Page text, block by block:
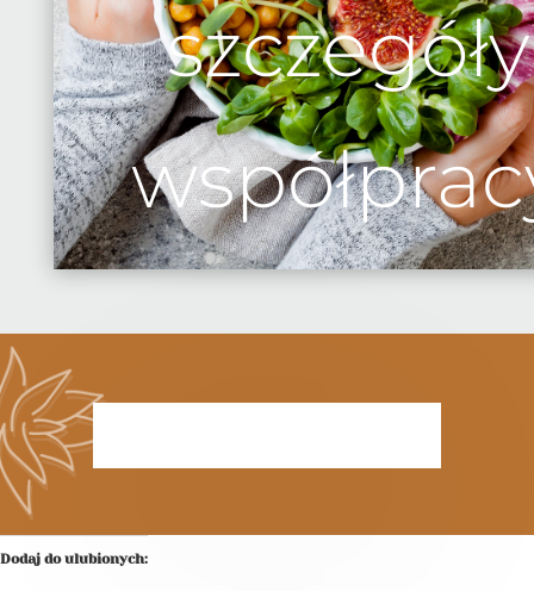
szczegóły
Dodaj do ulubionych: